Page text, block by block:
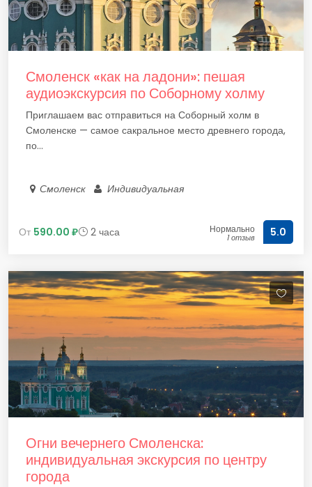
Смоленск «как на ладони»: пешая
аудиоэкскурсия по Соборному холму
Приглашаем вас отправиться на Соборный холм в
Смоленске — самое сакральное место древнего города,
по...
Смоленск Индивидуальная
От 590.00 ₽ 2 часа Нормально
1 отзыв 5.0
Огни вечернего Смоленска:
индивидуальная экскурсия по центру
города